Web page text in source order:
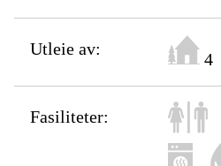
Utleie av:
4
Fasiliteter: